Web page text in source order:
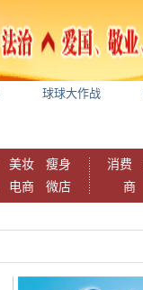
球球大作战
美妆
瘦身
电商 微店
消费
商